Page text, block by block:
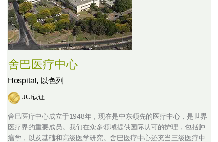
舍巴医疗中心
Hospital, 以色列
JCI认证
舍巴医疗中心成立于1948年，现在是中东领先的医疗中心，是世界
医疗界的重要成员。我们在众多领域提供国际认可的护理，包括肿
瘤学，以及基础和高级医学研究。舍巴医疗中心还充当三级医疗中